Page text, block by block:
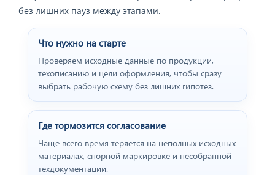
без лишних пауз между этапами.
Что нужно на старте
Проверяем исходные данные по продукции,
техописанию и цели оформления, чтобы сразу
выбрать рабочую схему без лишних гипотез.
Где тормозится согласование
Чаще всего время теряется на неполных исходных
материалах, спорной маркировке и несобранной
техдокументации.